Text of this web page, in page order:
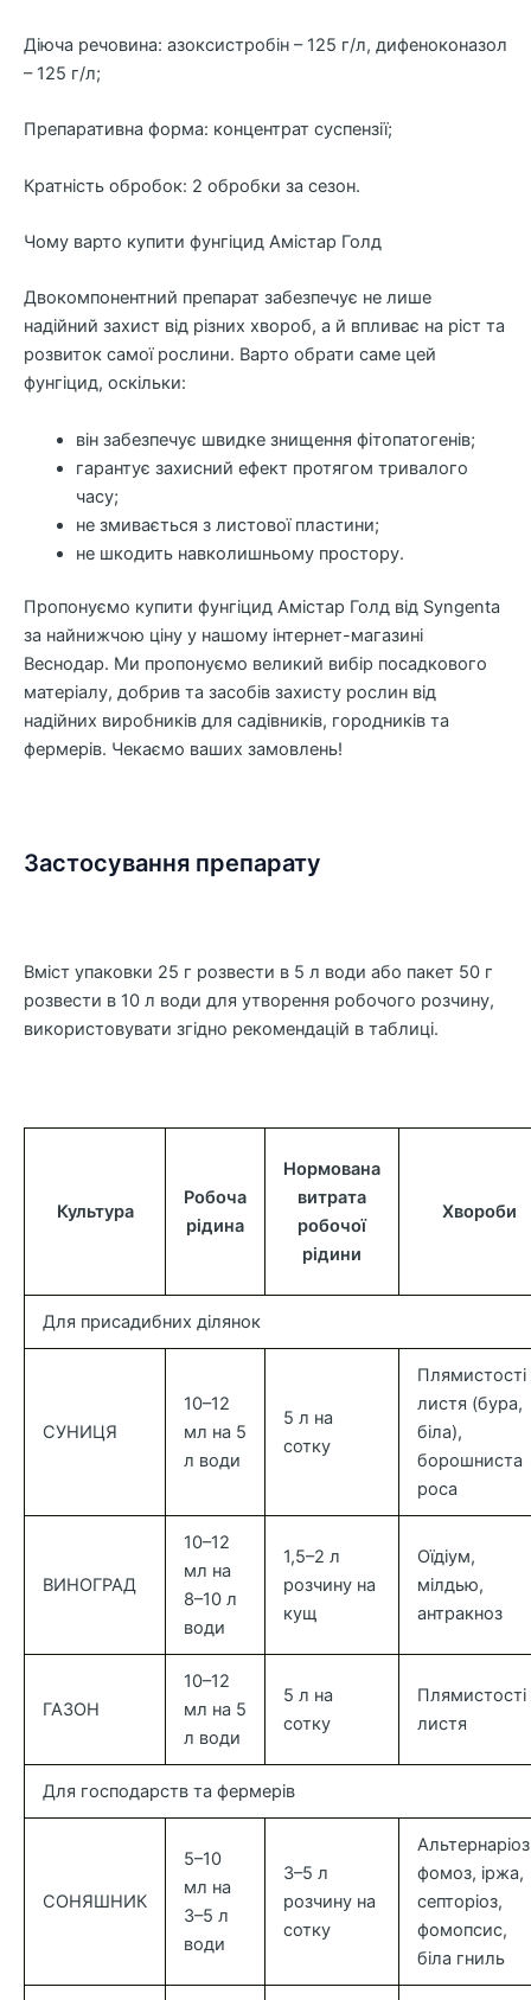
Діюча речовина: азоксистробін – 125 г/л, дифеноконазол
– 125 г/л;
Препаративна форма: концентрат суспензії;
Кратність обробок: 2 обробки за сезон.
Чому варто купити фунгіцид Амістар Голд
Двокомпонентний препарат забезпечує не лише
надійний захист від різних хвороб, а й впливає на ріст та
розвиток самої рослини. Варто обрати саме цей
фунгіцид, оскільки:
він забезпечує швидке знищення фітопатогенів;
гарантує захисний ефект протягом тривалого
часу;
не змивається з листової пластини;
не шкодить навколишньому простору.
Пропонуємо купити фунгіцид Амістар Голд від Syngenta
за найнижчою ціну у нашому інтернет-магазині
Веснодар. Ми пропонуємо великий вибір посадкового
матеріалу, добрив та засобів захисту рослин від
надійних виробників для садівників, городників та
фермерів. Чекаємо ваших замовлень!
Застосування препарату
Вміст упаковки 25 г розвести в 5 л води або пакет 50 г
розвести в 10 л води для утворення робочого розчину,
використовувати згідно рекомендацій в таблиці.
Культура
Робоча
рідина
Нормована
витрата
робочої
рідини
Хвороби
Для присадибних ділянок
СУНИЦЯ
10–12
мл на 5
л води
5 л на
сотку
Плямистості
листя (бура,
біла),
борошниста
роса
ВИНОГРАД
10–12
мл на
8–10 л
води
1,5–2 л
розчину на
кущ
Оїдіум,
мілдью,
антракноз
ГАЗОН
10–12
мл на 5
л води
5 л на
сотку
Плямистості
листя
Для господарств та фермерів
СОНЯШНИК
5–10
мл на
3–5 л
води
3–5 л
розчину на
сотку
фомоз, іржа,
септоріоз,
фомопсис,
біла гниль